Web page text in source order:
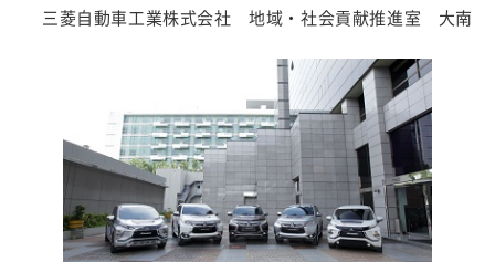
三菱自動車工業株式会社 地域・社会貢献推進室 大南